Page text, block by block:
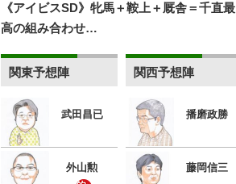
《アイビスSD》牝馬＋鞍上＋厩舎＝千直最
高の組み合わせ…
関東予想陣
武田昌已
外山勲
関西予想陣
播磨政勝
藤岡信三